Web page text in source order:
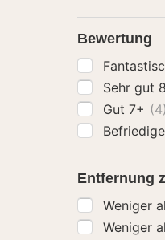
Bewertung
Gut 7+ (4)
Entfernung
Weniger
Weniger